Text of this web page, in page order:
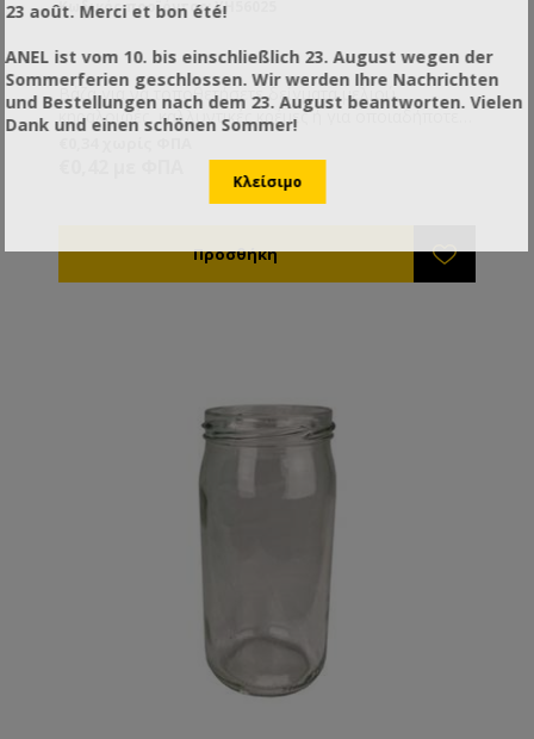
Κωδικός προϊόντος: XH56025
Βάζα για να τοποθετήσετε δείγματα μελιού,
κηραλοιφές, καλλυντικές κρέμες ή για οποιαδήποτε
23 août. Merci et bon été!
ANEL ist vom 10. bis einschließlich 23. August wegen der
Sommerferien geschlossen. Wir werden Ihre Nachrichten
und Bestellungen nach dem 23. August beantworten. Vielen
Dank und einen schönen Sommer!